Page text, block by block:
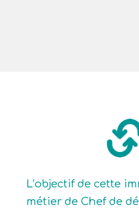
L’objectif de cette
métier de Chef de